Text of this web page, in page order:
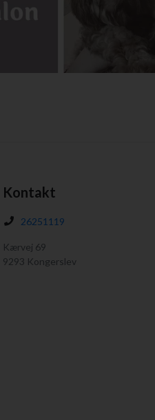
Kontakt
26251119
Kærvej 69
9293 Kongerslev